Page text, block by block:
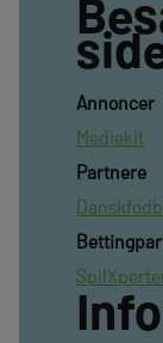
Annoncer
Mediekit
Partnere